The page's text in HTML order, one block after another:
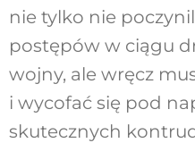
nie tylko nie
postępów w ciągu
wojny, ale wręcz
i wycofać się pod
skutecznych